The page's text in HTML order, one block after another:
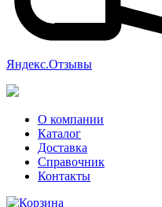
Яндекс.Отзывы
О компании
Каталог
Доставка
Справочник
Контакты